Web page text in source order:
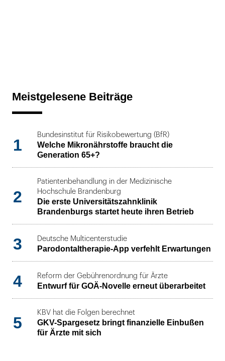
Meistgelesene Beiträge
1
Bundesinstitut für Risikobewertung (BfR)
Welche Mikronährstoffe braucht die
Generation 65+?
2
Patientenbehandlung in der Medizinische
Hochschule Brandenburg
Die erste Universitätszahnklinik
Brandenburgs startet heute ihren Betrieb
3 Deutsche Multicenterstudie
Parodontaltherapie-App verfehlt Erwartungen
4 Reform der Gebührenordnung für Ärzte
Entwurf für GOÄ-Novelle erneut überarbeitet
5
KBV hat die Folgen berechnet
GKV-Spargesetz bringt finanzielle Einbußen
für Ärzte mit sich